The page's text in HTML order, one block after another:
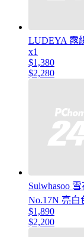
LUDEYA 露
x1
$1,380
$2,280
Sulwhasoo
No.17N 亮白
$1,890
$2,200